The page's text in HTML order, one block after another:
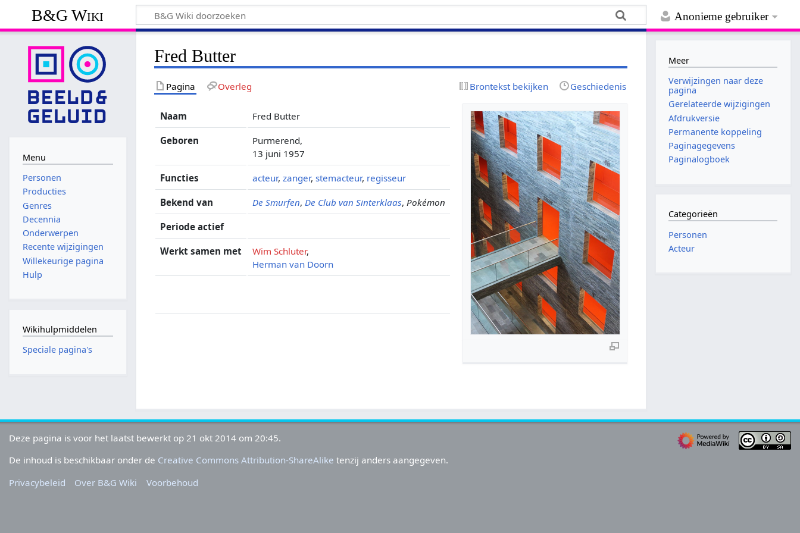
Anonieme gebruiker
B&G Wiki
Fred Butter
Pagina Overleg Brontekst bekijken Geschiedenis
Naam Fred Butter
Geboren
Purmerend,
13 juni 1957
Functies acteur,zanger,stemacteur, regisseur
Bekend van De Smurfen, De Club van Sinterklaas, Pokémon
Periode actief
Werkt samen met Wim Schluter,
Herman van Doorn
Menu
Personen
Producties
Genres
Decennia
Onderwerpen
Recente wijzigingen
Willekeurige pagina
Hulp
Wikihulpmiddelen
Speciale pagina's
Meer
Verwijzingen naar deze
pagina
Gerelateerde wijzigingen
Afdrukversie
Permanente koppeling
Paginagegevens
Paginalogboek
Categorieën
Personen
Acteur
Deze pagina is voor het laatst bewerkt op 21 okt 2014 om 20:45.
De inhoud is beschikbaar onder de Creative Commons Attribution-ShareAlike tenzij anders aangegeven.
Privacybeleid
Over B&G Wiki Voorbehoud